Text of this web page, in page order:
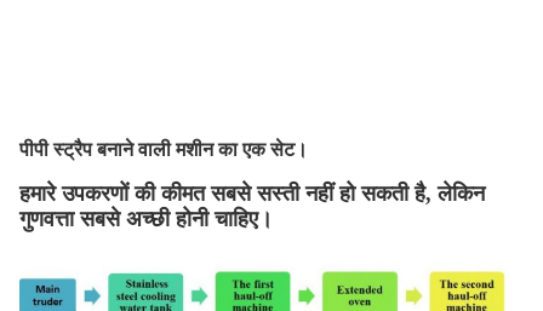
पीपी स्ट्रैप बनाने वाली मशीन का एक सेट।
हमारे उपकरणों की कीमत सबसे सस्ती नहीं हो सकती है, लेकिन
गुणवत्ता सबसे अच्छी होनी चाहिए।